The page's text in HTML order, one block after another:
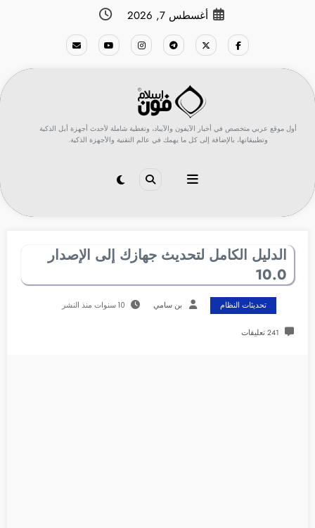
أغسطس 7, 2026
أول موقع عربي متخصص في أخبار الآيفون والآيباد، وتغطية شاملة لأحدث أجهزة أبل الذكية
وتطبيقاتها، بالإضافة إلى كل ما يهمك في عالم التقنية والأجهزة الذكية.
الدليل الكامل لتحديث جهازك إلى الإصدار
10.0
تحديثات النظام بن سامي 10 سنوات منذ النشر
241 تعليقات